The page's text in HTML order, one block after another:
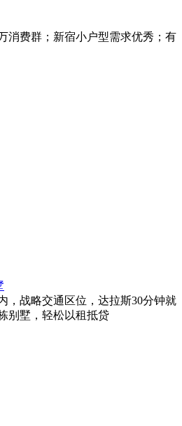
消费群；新宿小户型需求优秀；有
，战略交通区位，达拉斯30分钟就
别墅，轻松以租抵贷